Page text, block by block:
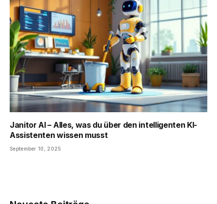
Janitor AI – Alles, was du über den intelligenten KI-
Assistenten wissen musst
September 10, 2025